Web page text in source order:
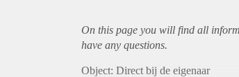
On this page you will find all
have any questions.
Object: Direct bij de eigenaar